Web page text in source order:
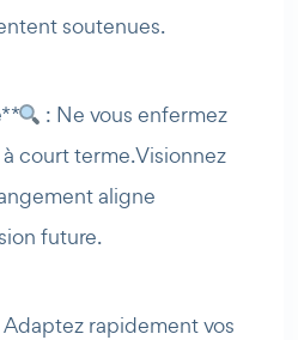
soutenues.
: Ne vous enfermez
court terme. Visionnez
aligne
future.
Adaptez rapidement vos